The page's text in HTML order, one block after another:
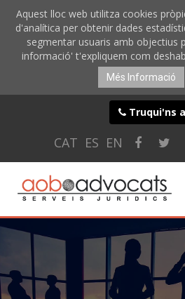
Aquest lloc web utilitza cookies
d'analítica per obtenir dades
segmentar usuaris amb objectius
informació' t'expliquem com
Més Informació
Truqui'ns
CAT ES EN
CONÈIXER-NOS
SERVEIS ONLINE